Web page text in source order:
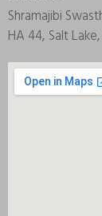
Shramajibi
HA 44, Salt